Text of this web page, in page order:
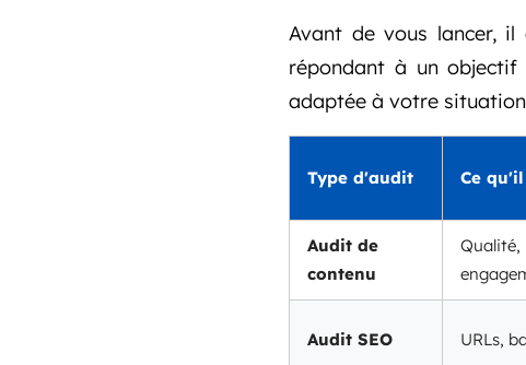
Avant de vous lancer,
répondant à un objectif
adaptée à votre
Type d'audit Ce
Audit de
contenu
Qualité,
Audit SEO URLs,